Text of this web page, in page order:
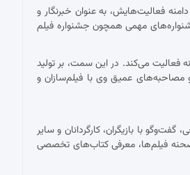
با گسترش دامنه فعالیت‌هایش، به عنوان خبرنگار و
مهمی همچون جشنواره فیلم
فعالیت می‌کند. در این سمت، بر تولید
مصاحبه‌های عمیق وی با فیلم‌سازان و
با بازیگران، کارگردانان و سایر
فیلم‌ها، معرفی کتاب‌های تخصصی